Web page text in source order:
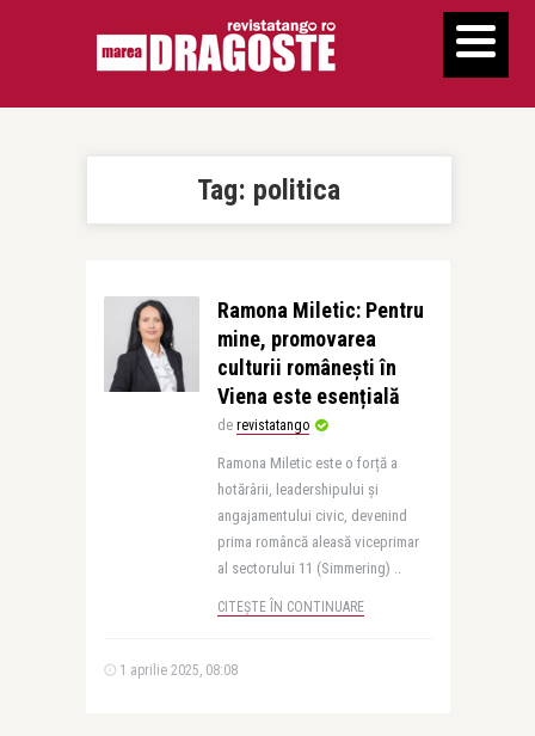
Tag: politica
Ramona Miletic: Pentru
mine, promovarea
culturii românești în
Viena este esențială
de revistatango
Ramona Miletic este o forță a
hotărârii, leadershipului și
angajamentului civic, devenind
prima româncă aleasă viceprimar
al sectorului 11 (Simmering) ..
CITEȘTE ÎN CONTINUARE
1 aprilie 2025, 08:08